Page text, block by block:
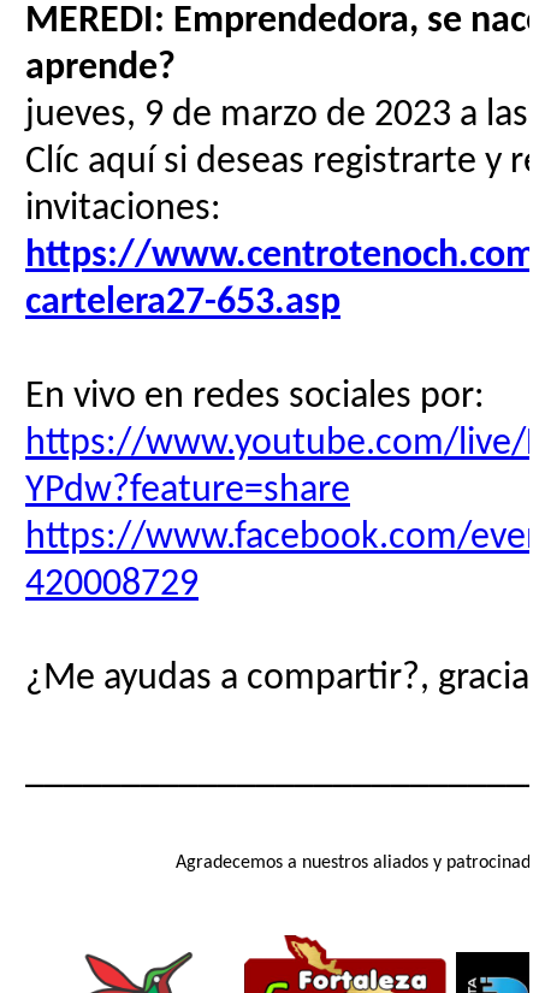
MEREDI: Emprendedora, se
aprende?
jueves, 9 de marzo de 2023 a
Clíc aquí si deseas registrarte y
invitaciones:
https://
cartelera27-653.asp
En vivo en redes sociales por:
https://www.youtube.com/live/
YPdw?feature=share
https://www.facebook.com/
420008729
¿Me ayudas a compartir?,
Agradecemos a nuestros aliados y